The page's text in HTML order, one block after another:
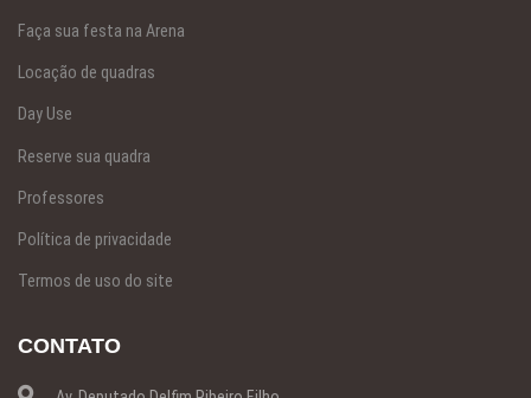
Faça sua festa na Arena
Locação de quadras
Day Use
Reserve sua quadra
Professores
Política de privacidade
Termos de uso do site
CONTATO